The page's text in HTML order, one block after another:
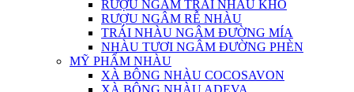
RƯỢU NGÂM TRÁI NHÀU KHÔ
RƯỢU NGÂM RỄ NHÀU
TRÁI NHÀU NGÂM ĐƯỜNG MÍA
NHÀU TƯƠI NGÂM ĐƯỜNG PHÈN
MỸ PHẨM NHÀU
XÀ BÔNG NHÀU COCOSAVON
XÀ BÔNG NHÀU ADEVA